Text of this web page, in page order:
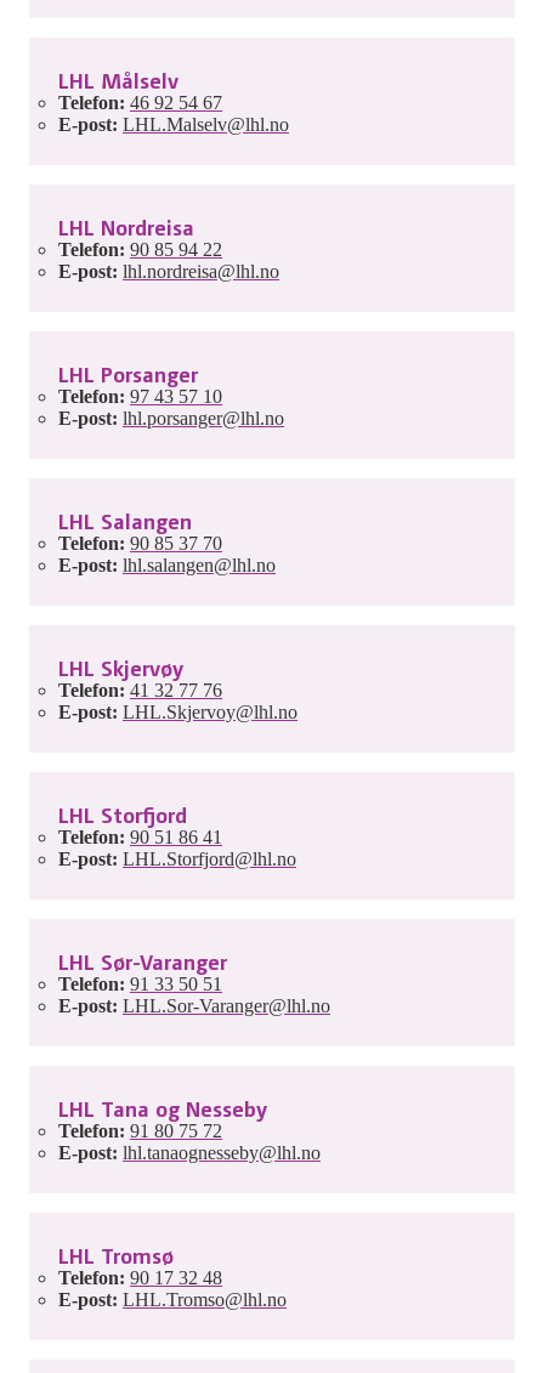
LHL Målselv
Telefon: 46 92 54 67
E-post: LHL.Malselv@lhl.no
LHL Nordreisa
Telefon: 90 85 94 22
E-post: lhl.nordreisa@lhl.no
LHL Porsanger
Telefon: 97 43 57 10
E-post: lhl.porsanger@lhl.no
LHL Salangen
Telefon: 90 85 37 70
E-post: lhl.salangen@lhl.no
LHL Skjervøy
Telefon: 41 32 77 76
E-post: LHL.Skjervoy@lhl.no
LHL Storfjord
Telefon: 90 51 86 41
E-post: LHL.Storfjord@lhl.no
LHL Sør-Varanger
Telefon: 91 33 50 51
E-post: LHL.Sor-Varanger@lhl.no
LHL Tana og Nesseby
Telefon: 91 80 75 72
E-post: lhl.tanaognesseby@lhl.no
LHL Tromsø
Telefon: 90 17 32 48
E-post: LHL.Tromso@lhl.no